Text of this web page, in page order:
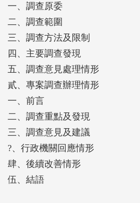
一、調查原委
二、調查範圍
三、調查方法及限制
四、主要調查發現
五、調查意見處理情形
貳、專案調查辦理情形
一、前言
二、調查重點及發現
三、調查意見及建議
?、行政機關回應情形
肆、後續改善情形
伍、結語